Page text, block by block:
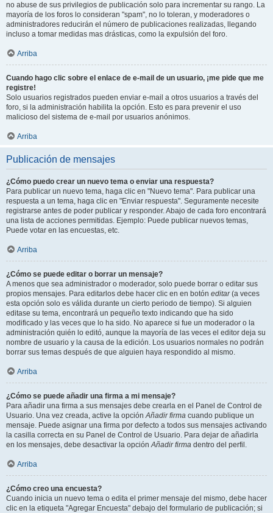
no abuse de sus privilegios de publicación solo para incrementar su rango. La
mayoría de los foros lo consideran "spam", no lo toleran, y moderadores o
administradores reducirán el número de publicaciones realizadas, llegando
incluso a tomar medidas mas drásticas, como la expulsión del foro.
Arriba
Cuando hago clic sobre el enlace de e-mail de un usuario, ¡me pide que me
registre!
Solo usuarios registrados pueden enviar e-mail a otros usuarios a través del
foro, si la administración habilita la opción. Esto es para prevenir el uso
malicioso del sistema de e-mail por usuarios anónimos.
Arriba
Publicación de mensajes
¿Cómo puedo crear un nuevo tema o enviar una respuesta?
Para publicar un nuevo tema, haga clic en "Nuevo tema". Para publicar una
respuesta a un tema, haga clic en "Enviar respuesta". Seguramente necesite
registrarse antes de poder publicar y responder. Abajo de cada foro encontrará
una lista de acciones permitidas. Ejemplo: Puede publicar nuevos temas,
Puede votar en las encuestas, etc.
Arriba
¿Cómo se puede editar o borrar un mensaje?
A menos que sea administrador o moderador, solo puede borrar o editar sus
propios mensajes. Para editarlos debe hacer clic en en botón editar(a veces
esta opción solo es válida durante un cierto periodo de tiempo). Si alguien
editase su tema, encontrará un pequeño texto indicando que ha sido
modificado y las veces que lo ha sido. No aparece si fue un moderador o la
administración quién lo editó, aunque la mayoría de las veces el editor deja su
nombre de usuario y la causa de la edición. Los usuarios normales no podrán
borrar sus temas después de que alguien haya respondido al mismo.
Arriba
¿Cómo se puede añadir una firma a mi mensaje?
Para añadir una firma a sus mensajes debe crearla en el Panel de Control de
Usuario. Una vez creada, active la opciónAñadir firma cuando publique un
mensaje. Puede asignar una firma por defecto a todos sus mensajes activando
la casilla correcta en su Panel de Control de Usuario. Para dejar de añadirla
en los mensajes, debe desactivar la opciónAñadir firma dentro del perfil.
Arriba
¿Cómo creo una encuesta?
Cuando inicia un nuevo tema o edita el primer mensaje del mismo, debe hacer
clic en la etiqueta "Agregar Encuesta" debajo del formulario de publicación; si